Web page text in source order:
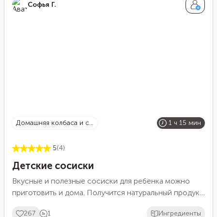
может развалиться.
Софья Г.
домашняя колбаса и с... 1 ч 15 мин
5(4)
Детские сосиски
Вкусные и полезные сосиски для ребенка можно
приготовить и дома. Получится натуральный продукт
267 1 Ингредиенты